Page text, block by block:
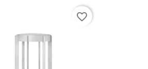
favorite_border